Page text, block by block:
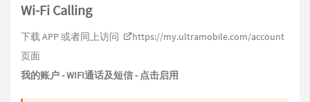
Wi-Fi Calling
下载 APP 或者同上访问
https://my.ultramobile.com/account
页面
我的账户 - WIFI通话及短信 - 点击启用